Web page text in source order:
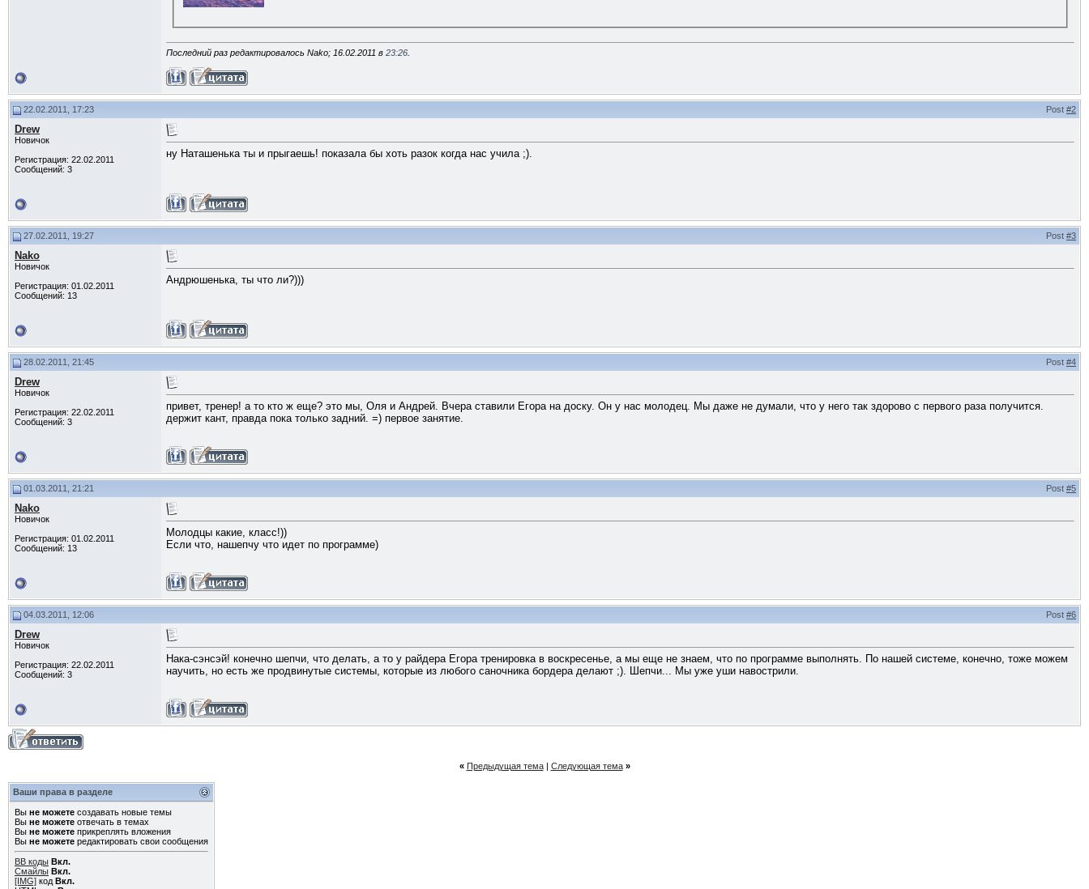
Последний раз редактировалось Nako; 16.02.2011 в 23:26
22.02.2011, 17:23 Post #2
Drew
Новичок
Регистрация: 22.02.2011
Сообщений: 3
ну Наташенька ты и прыгаешь! показала бы хоть разок когда нас учила ;).
27.02.2011, 19:27 Post #3
Nako
Новичок
Регистрация: 01.02.2011
Сообщений: 13
Андрюшенька, ты что ли?)))
28.02.2011, 21:45 Post #4
Drew
Новичок
Регистрация: 22.02.2011
Сообщений: 3
привет, тренер! а то кто ж еще? это мы, Оля и Андрей. Вчера ставили Егора на доску. Он у нас молодец. Мы даже не думали, что у него так здорово с первого раза получится.
держит кант, правда пока только задний. =) первое занятие.
01.03.2011, 21:21 Post #5
Nako
Новичок
Регистрация: 01.02.2011
Сообщений: 13
Молодцы какие, класс!))
Если что, нашепчу что идет по программе)
04.03.2011, 12:06 Post #6
Drew
Новичок
Регистрация: 22.02.2011
Сообщений: 3
Нака-сэнсэй! конечно шепчи, что делать, а то у райдера Егора тренировка в воскресенье, а мы еще не знаем, что по программе выполнять. По нашей системе, конечно, тоже можем
научить, но есть же продвинутые системы, которые из любого саночника бордера делают ;). Шепчи... Мы уже уши навострили.
« Предыдущая тема| Следующая тема »
Ваши права в разделе
Вы не можете создавать новые темы
Вы не можете отвечать в темах
Вы не можете прикреплять вложения
Вы не можете редактировать свои сообщения
BB коды Вкл.
Смайлы Вкл.
[IMG] код Вкл.